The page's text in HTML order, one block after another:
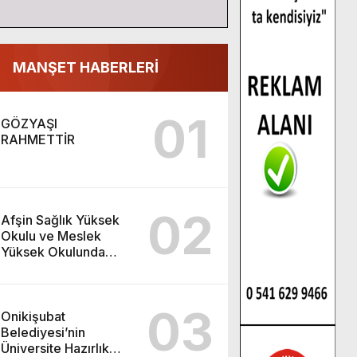
MANŞET HABERLERİ
GÖZYAŞI
RAHMETTİR
01
Afşin Sağlık Yüksek
Okulu ve Meslek
Yüksek Okulunda
02
Onikişubat
Belediyesi’nin
Üniversite Hazırlık
03